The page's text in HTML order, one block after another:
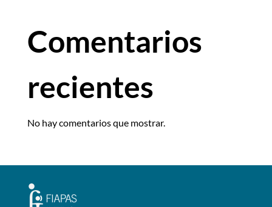
Comentarios
recientes
No hay comentarios que mostrar.